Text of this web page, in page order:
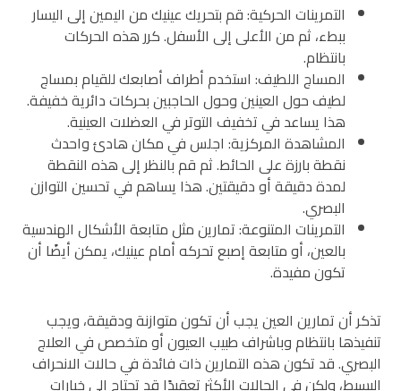
التمرينات الحركية: قم بتحريك عينيك من اليمين إلى اليسار
ببطء، ثم من الأعلى إلى الأسفل. كرر هذه الحركات
بانتظام.
المساج اللطيف: استخدم أطراف أصابعك للقيام بمساج
لطيف حول العينين وحول الحاجبين بحركات دائرية خفيفة.
هذا يساعد في تخفيف التوتر في العضلات العينية.
المشاهدة المركزية: اجلس في مكان هادئ واحدث
نقطة بارزة على الحائط. ثم قم بالنظر إلى هذه النقطة
لمدة دقيقة أو دقيقتين. هذا يساهم في تحسين التوازن
البصري.
التمرينات المتنوعة: تمارين مثل متابعة الأشكال الهندسية
بالعين، أو متابعة إصبع تحركه أمام عينيك، يمكن أيضًا أن
تكون مفيدة.
تذكر أن تمارين العين يجب أن تكون متوازنة ودقيقة، ويجب
تنفيذها بانتظام وباشراف طبيب العيون أو متخصص في العلاج
البصري. قد تكون هذه التمارين ذات فائدة في حالات الانحراف
البسيط، ولكن في الحالات الأكثر تعقيدًا قد تحتاج إلى خيارات